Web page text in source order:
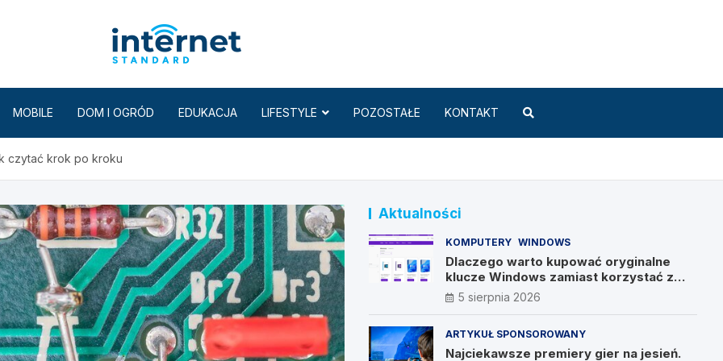
MOBILE DOM I OGRÓD EDUKACJA LIFESTYLE POZOSTAŁE KONTAKT
czytać krok po kroku
Aktualności
KOMPUTERY WINDOWS
Dlaczego warto kupować oryginalne
klucze Windows zamiast korzystać z
nieautoryzowanych źródeł?
5 sierpnia 2026
ARTYKUŁ SPONSOROWANY
Najciekawsze premiery gier na jesień.